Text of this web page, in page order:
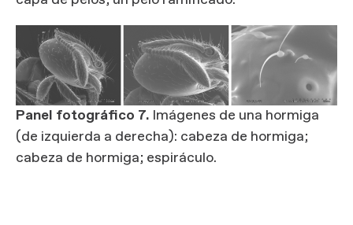
Panel fotográfico 7. Imágenes de una hormiga
(de izquierda a derecha): cabeza de hormiga;
cabeza de hormiga; espiráculo.